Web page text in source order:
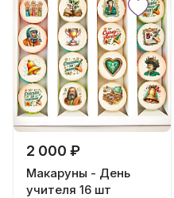
2 000 ₽
Макаруны - День
учителя 16 шт